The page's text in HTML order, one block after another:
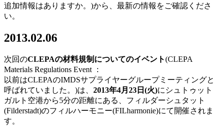
追加情報はありますか。)から、最新の情報をご確認くださ
い。
2013.02.06
次回のCLEPAの材料規制についてのイベント(CLEPA
Materials Regulations Event ：
以前はCLEPAのIMDSサプライヤーグループミーティングと
呼ばれていました。)は、 2013年4月23日(火)にシュトゥット
ガルト空港から5分の距離にある、フィルダーシュタット
(Filderstadt)のフィルハーモニー(FILharmonie)にて開催されま
す。